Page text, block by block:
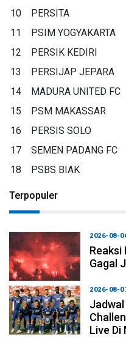
10
PERSITA
11
PSIM YOGYAKARTA
12
PERSIK KEDIRI
13
PERSIJAP JEPARA
14
MADURA UNITED FC
15
PSM MAKASSAR
16
PERSIS SOLO
17
SEMEN PADANG FC
18
PSBS BIAK
Terpopuler
2026-08-
Gagal
2026-08-
Live Di